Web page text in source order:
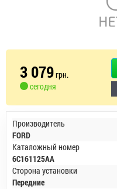
3 079грн.
сегодня
Производитель
FORD
Каталожный номер
6C161125AA
Сторона установки
Передние